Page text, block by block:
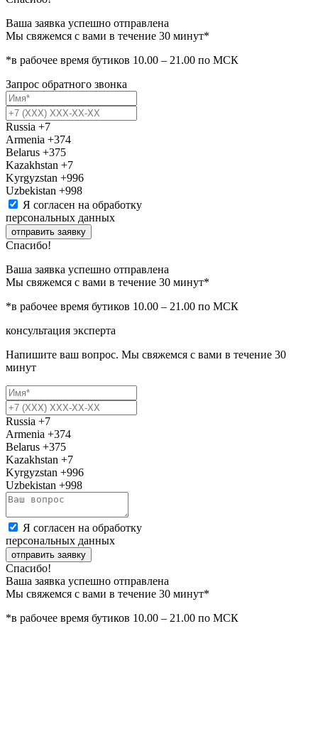
Ваша заявка успешно отправлена
Мы свяжемся с вами в течение 30 минут*
*в рабочее время бутиков 10.00 – 21.00 по МСК
Запрос обратного звонка
Russia +7
Armenia +374
Belarus +375
Kazakhstan +7
Kyrgyzstan +996
Uzbekistan +998
Я согласен на обработку
персональных данных
отправить заявку
Спасибо!
Ваша заявка успешно отправлена
Мы свяжемся с вами в течение 30 минут*
*в рабочее время бутиков 10.00 – 21.00 по МСК
консультация эксперта
Напишите ваш вопрос. Мы свяжемся с вами в течение 30
минут
Russia +7
Armenia +374
Belarus +375
Kazakhstan +7
Kyrgyzstan +996
Uzbekistan +998
Я согласен на обработку
персональных данных
отправить заявку
Спасибо!
Ваша заявка успешно отправлена
Мы свяжемся с вами в течение 30 минут*
*в рабочее время бутиков 10.00 – 21.00 по МСК